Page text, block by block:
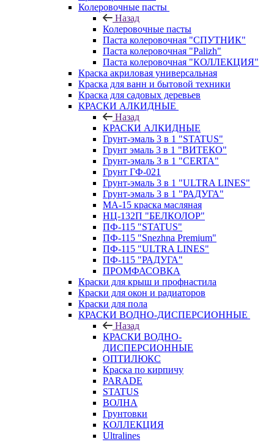
Колеровочные пасты
Назад
Колеровочные пасты
Паста колеровочная "СПУТНИК"
Паста колеровочная "Palizh"
Паста колеровочная "КОЛЛЕКЦИЯ"
Краска акриловая универсальная
Краска для ванн и бытовой техники
Краска для садовых деревьев
КРАСКИ АЛКИДНЫЕ
Назад
КРАСКИ АЛКИДНЫЕ
Грунт-эмаль 3 в 1 "STATUS"
Грунт эмаль 3 в 1 "ВИТЕКО"
Грунт-эмаль 3 в 1 "CERTA"
Грунт ГФ-021
Грунт-эмаль 3 в 1 "ULTRA LINES"
Грунт-эмаль 3 в 1 "РАДУГА"
МА-15 краска масляная
НЦ-132П "БЕЛКОЛОР"
ПФ-115 "STATUS"
ПФ-115 "Snezhna Premium"
ПФ-115 "ULTRA LINES"
ПФ-115 "РАДУГА"
ПРОМФАСОВКА
Краски для крыш и профнастила
Краски для окон и радиаторов
Краски для пола
КРАСКИ ВОДНО-ДИСПЕРСИОННЫЕ
Назад
КРАСКИ ВОДНО-
ДИСПЕРСИОННЫЕ
ОПТИЛЮКС
Краска по кирпичу
PARADE
STATUS
ВОЛНА
Грунтовки
КОЛЛЕКЦИЯ
Ultralines